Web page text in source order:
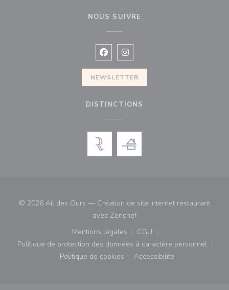
NOUS SUIVRE
Facebook ((ouvre une nouvelle
Instagram ((ouvre une
NEWSLETTER
DISTINCTIONS
© 2026 Ail des Ours — Création de site internet restaurant
avec Zenchef((ouvre une nouvelle
Mentions légales
((ouvre une nouvelle fenêtre))
CGU
((ouvre une nouvelle
Politique de protection des données à caractère personnel
((ouvre une nouvelle fenêtre))
Politique de cookies
((ouvre une nouvelle fenêtre))
Accessibilite
((ouvre une nouvelle